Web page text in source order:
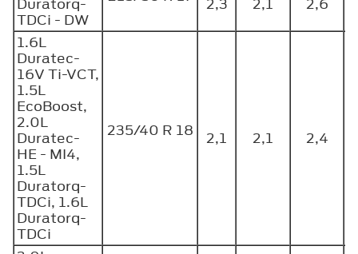
TDCi - DW
1.6L
Duratec-
16V Ti-VCT,
1.5L
EcoBoost,
2.0L
Duratec-
HE - MI4,
1.5L
Duratorq-
TDCi, 1.6L
Duratorq-
TDCi
235/40 R 18 2,1 2,1 2,4